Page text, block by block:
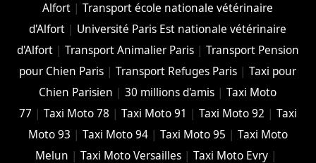
Alfort |Transport école nationale vétérinaire
d'Alfort | Université Paris Est nationale vétérinaire
d'Alfort| Transport Animalier Paris| Transport Pension
pour Chien Paris |Transport Refuges Paris |Taxi pour
Chien Parisien |30 millions d'amis |Taxi Moto
77 | Taxi Moto 78 | Taxi Moto 91 | Taxi Moto 92 | Taxi
Moto 93 | Taxi Moto 94| Taxi Moto 95 | Taxi Moto
Melun |Taxi Moto Versailles |Taxi Moto Evry |